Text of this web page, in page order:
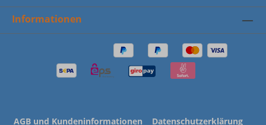
Informationen
AGB und Kundeninformationen Datenschutzerklärung